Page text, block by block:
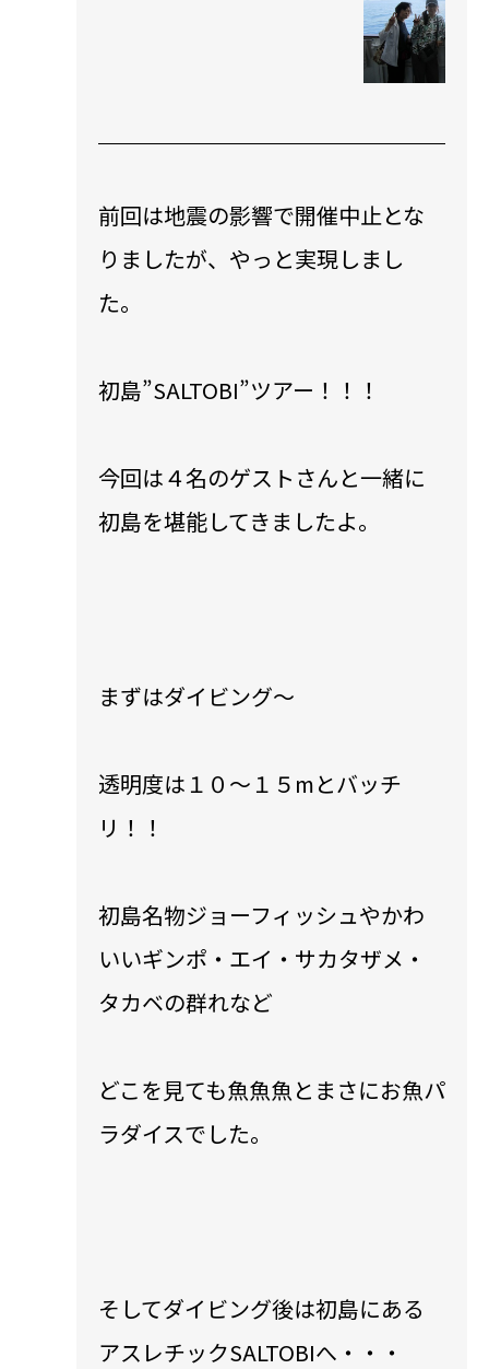
前回は地震の影響で開催中止とな
りましたが、やっと実現しまし
た。
初島”SALTOBI”ツアー！！！
今回は４名のゲストさんと一緒に
初島を堪能してきましたよ。
まずはダイビング〜
透明度は１０〜１５mとバッチ
リ！！
初島名物ジョーフィッシュやかわ
いいギンポ・エイ・サカタザメ・
タカベの群れなど
どこを見ても魚魚魚とまさにお魚パ
ラダイスでした。
そしてダイビング後は初島にある
アスレチックSALTOBIへ・・・